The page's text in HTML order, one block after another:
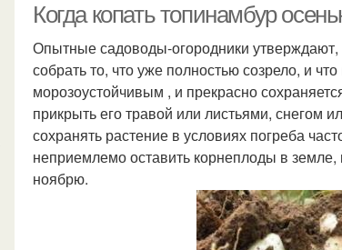
Когда копать топинамбур
Опытные садоводы-огородники утверждают,
собрать то, что уже полностью созрело, и
морозоустойчивым , и прекрасно
прикрыть его травой или листьями, снегом
сохранять растение в условиях погреба
неприемлемо оставить корнеплоды в земле,
ноябрю.